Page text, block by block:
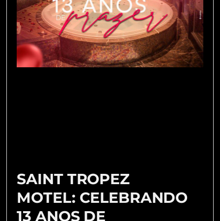
SAINT TROPEZ
MOTEL: CELEBRANDO
13 ANOS DE